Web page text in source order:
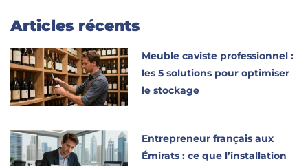
Articles récents
Meuble caviste professionnel :
les 5 solutions pour optimiser
le stockage
Entrepreneur français aux
Émirats : ce que l’installation